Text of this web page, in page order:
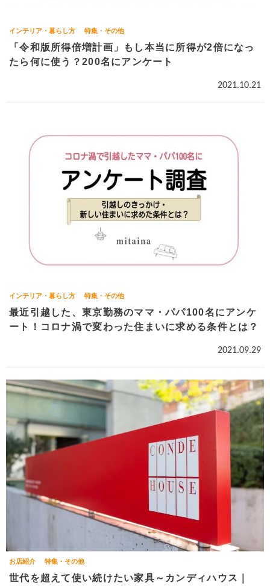
インテリア・暮らし方 特集・その他
「令和版所得倍増計画」もし本当に所得が2倍になっ
たら何に使う？200名にアンケート
2021.10.21
インテリア・暮らし方 特集・その他
最近引越した、東京勤務のママ・パパ100名にアンケ
ート！コロナ渦で変わった住まいに求める条件とは？
2021.09.29
お店紹介 特集・その他
世代を超えて使い続けたい家具～カンディハウス｜